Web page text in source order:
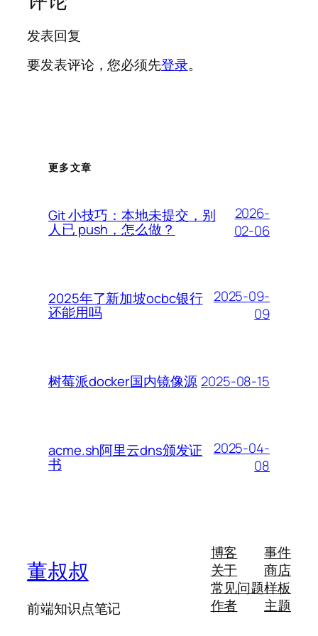
发表回复
要发表评论，您必须先登录。
更多文章
Git 小技巧：本地未提交，别
人已 push，怎么做？
2026-
02-06
2025年了新加坡ocbc银行
还能用吗
2025-09-
09
树莓派docker国内镜像源 2025-08-15
acme.sh阿里云dns颁发证
书
2025-04-
08
董叔叔
前端知识点笔记
博客
关于
常见问题
作者
事件
商店
样板
主题